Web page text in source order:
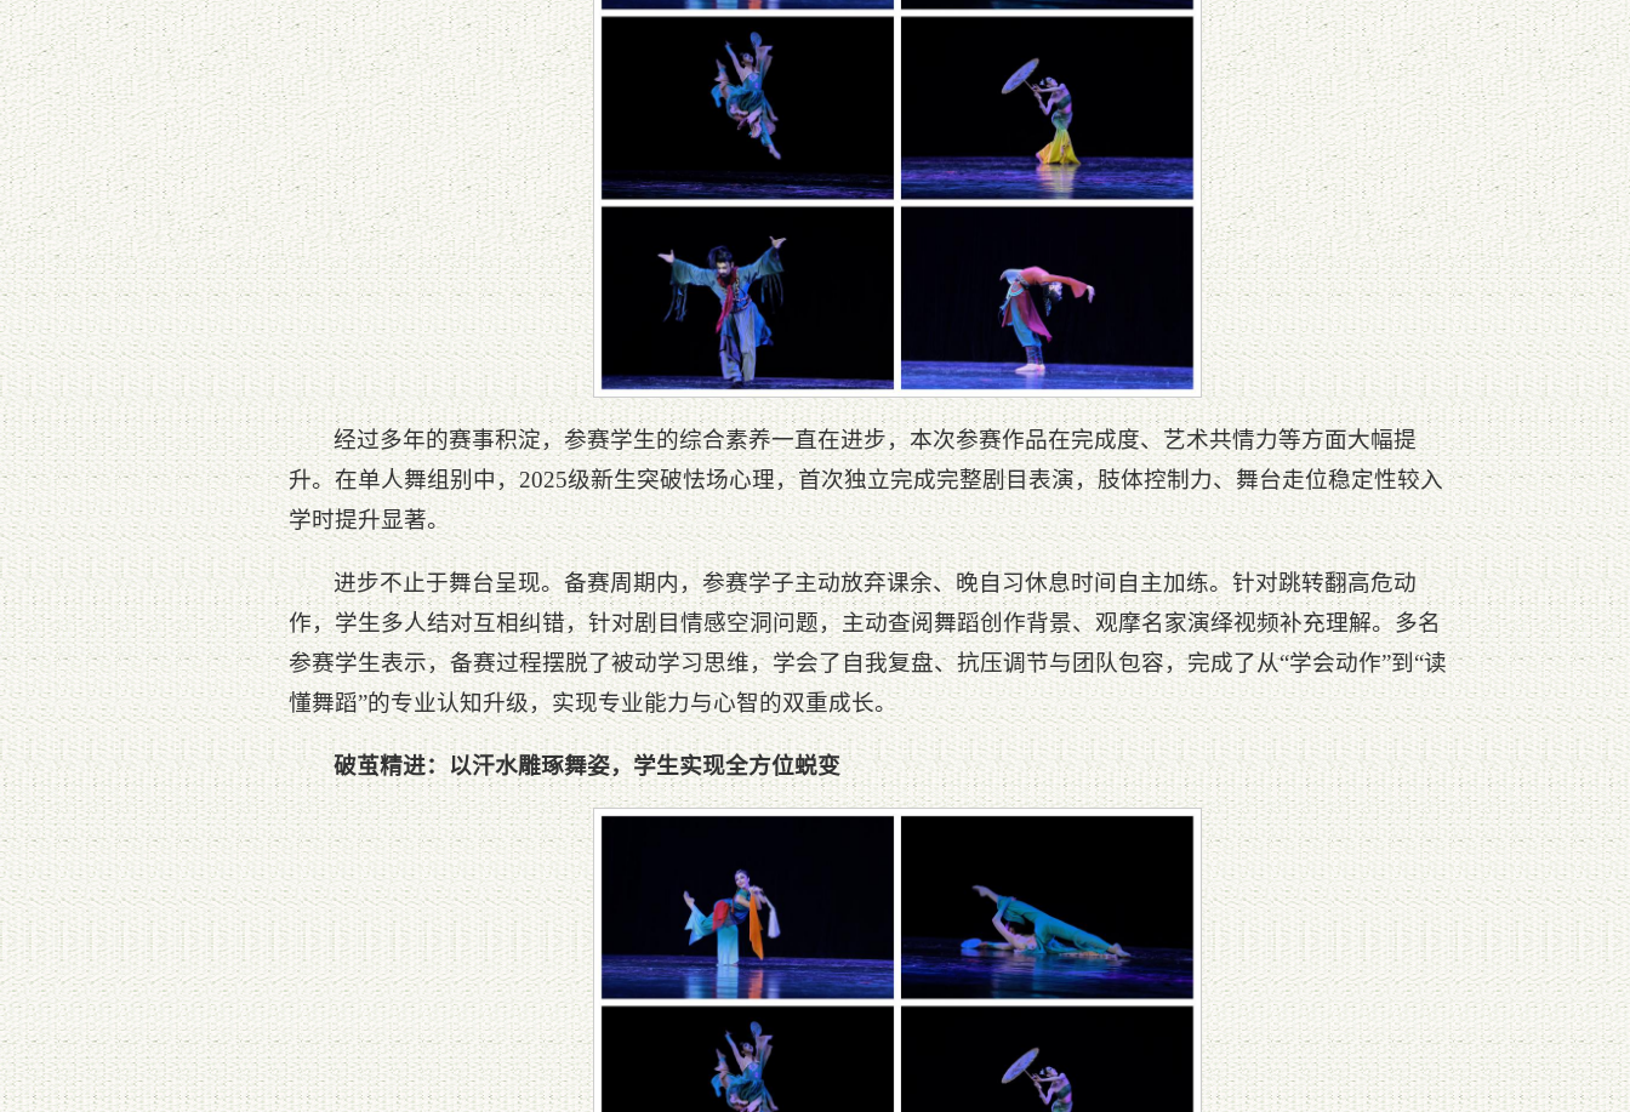
经过多年的赛事积淀，参赛学生的综合素养一直在进步，本次参赛作品在完成度、艺术共情力等方面大幅提
升。在单人舞组别中，2025级新生突破怯场心理，首次独立完成完整剧目表演，肢体控制力、舞台走位稳定性较入
学时提升显著。
进步不止于舞台呈现。备赛周期内，参赛学子主动放弃课余、晚自习休息时间自主加练。针对跳转翻高危动
作，学生多人结对互相纠错，针对剧目情感空洞问题，主动查阅舞蹈创作背景、观摩名家演绎视频补充理解。多名
参赛学生表示，备赛过程摆脱了被动学习思维，学会了自我复盘、抗压调节与团队包容，完成了从“学会动作”到“读
懂舞蹈”的专业认知升级，实现专业能力与心智的双重成长。
破茧精进：以汗水雕琢舞姿，学生实现全方位蜕变